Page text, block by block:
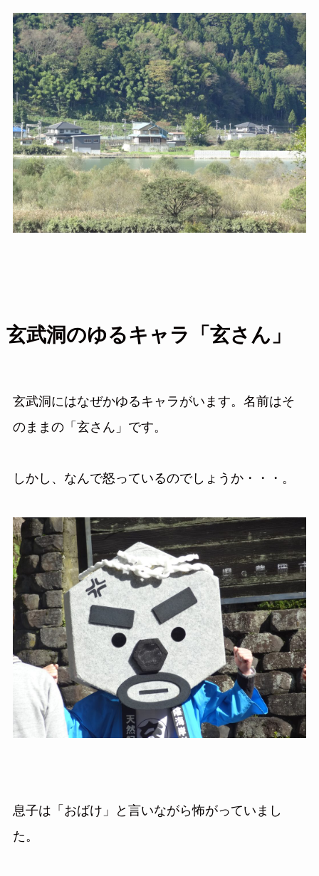
玄武洞のゆるキャラ「玄さん」
玄武洞にはなぜかゆるキャラがいます。名前はそ
のままの「玄さん」です。
しかし、なんで怒っているのでしょうか・・・。
息子は「おばけ」と言いながら怖がっていまし
た。